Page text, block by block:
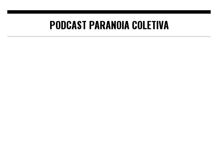
PODCAST PARANOIA COLETIVA